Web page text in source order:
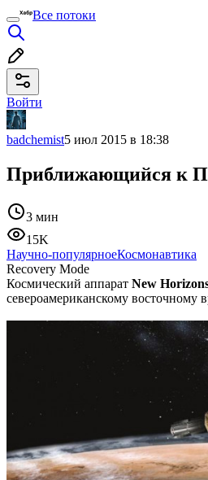
Все потоки
Войти
badchemist5 июл 2015 в 18:38
Приближающийся к
3 мин
15K
Научно-популярноеКосмонавтика
Recovery Mode
Космический аппарат New
североамериканскому восточному